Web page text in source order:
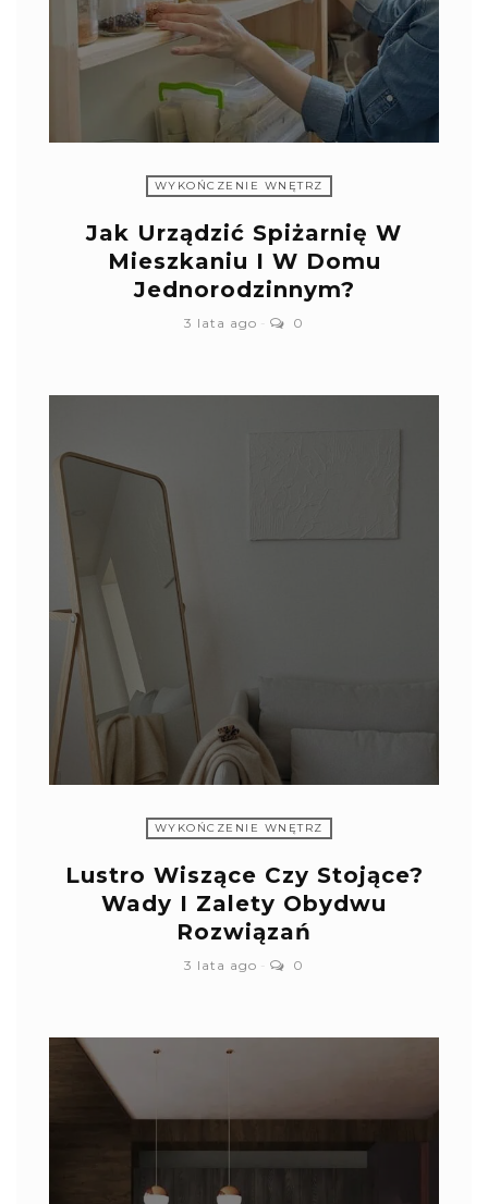
WYKOŃCZENIE WNĘTRZ
Jak Urządzić Spiżarnię W
Mieszkaniu I W Domu
Jednorodzinnym?
3 lata ago 0
WYKOŃCZENIE WNĘTRZ
Lustro Wiszące Czy Stojące?
Wady I Zalety Obydwu
Rozwiązań
3 lata ago 0